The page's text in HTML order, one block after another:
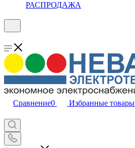
РАСПРОДАЖА
Сравнение0 Избранные товары